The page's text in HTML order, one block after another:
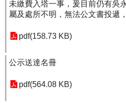
未繳費入塔一事，爰目前仍有吳
屬及處所不明，無法公文書投遞
pdf(158.73 KB)
公示送達名冊
pdf(564.08 KB)